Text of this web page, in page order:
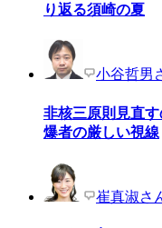
り返る須崎の夏
小谷哲男
非核三原則見直
爆者の厳しい視線
崔真淑さ